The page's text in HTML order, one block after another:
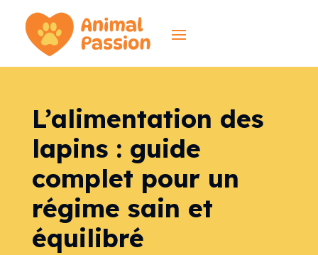
L’alimentation des
lapins : guide
complet pour un
régime sain et
équilibré